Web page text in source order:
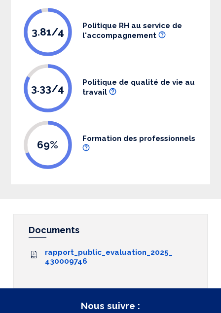
3.81/4
Politique RH au service de
l'accompagnement
3.33/4
Politique de qualité de vie au
travail
69% Formation des professionnels
Documents
rapport_public_evaluation_2025_
430009746
Nous suivre :